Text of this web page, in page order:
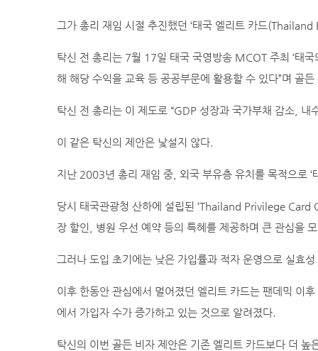
그가 총리 재임 시절 추진했던 ‘태국 엘리트 카드
탁신 전 총리는 7월 17일 태국 국영방송 MCOT 주최 ‘태
해 해당 수익을 교육 등 공공부문에 활용할 수 있다”며 골
탁신 전 총리는 이 제도로 “GDP 성장과 국가부채 감소,
이 같은 탁신의 제안은 낯설지 않다.
지난 2003년 총리 재임 중, 외국 부유층 유치를 목적으로
당시 태국관광청 산하에 설립된 ‘Thailand Privilege Card
장 할인, 병원 우선 예약 등의 특혜를 제공하며 큰 관심을
그러나 도입 초기에는 낮은 가입률과 적자 운영으로 실효
이후 한동안 관심에서 멀어졌던 엘리트 카드는 팬데믹 이
에서 가입자 수가 증가하고 있는 것으로 알려졌다.
탁신의 이번 골든 비자 제안은 기존 엘리트 카드보다 더